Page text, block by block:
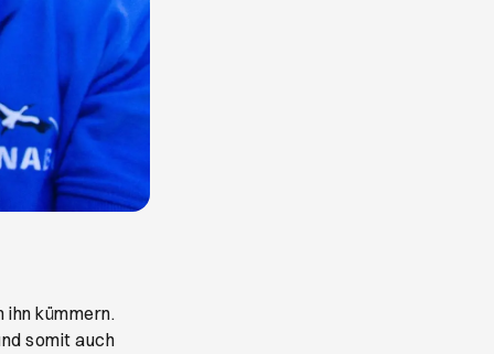
ihn kümmern.
somit auch